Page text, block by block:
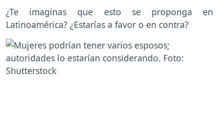
¿Te imaginas que esto se proponga en
Latinoamérica? ¿Estarías a favor o en contra?